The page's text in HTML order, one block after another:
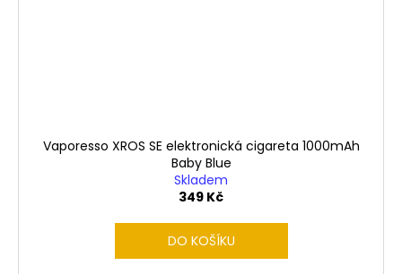
Vaporesso XROS SE elektronická cigareta 1000mAh
Baby Blue
Skladem
349 Kč
DO KOŠÍKU